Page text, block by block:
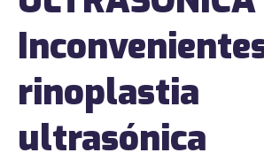
rinoplastia
ultrasónica